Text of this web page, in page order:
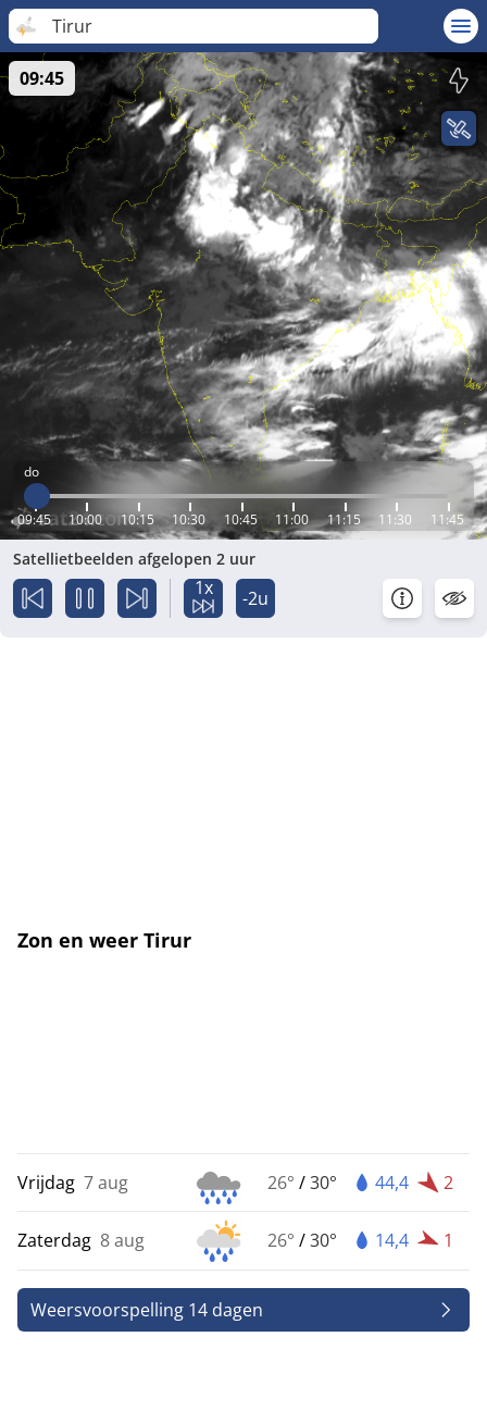
Tirur
do
09:45 10:00 10:15 10:30 10:45 11:00 11:15 11:30 11:45
09:45
Satellietbeelden afgelopen 2 uur
1x -2u
Zon en weer Tirur
Vrijdag 7 aug 26° /30° 44,4 2
Zaterdag 8 aug 26° /30° 14,4 1
Weersvoorspelling 14 dagen